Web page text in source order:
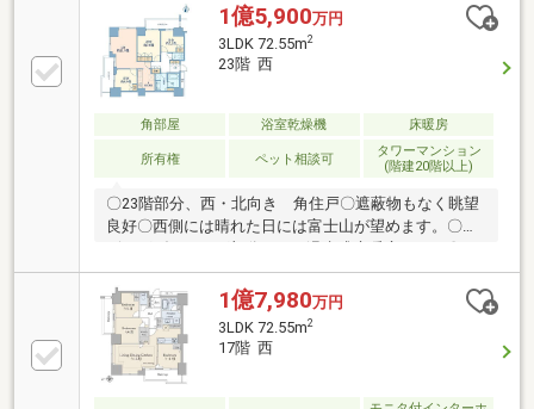
ペットと一緒に暮らせます！（細則有）◆管理体制の
優れた総戸数308戸の大規模マンション◆リフォーム
内容（2025年9月完成） 〇キッチン交換（食洗器付
き） 〇ユニットバス交換（追い焚き機能・浴室乾燥
機付き） 〇トイレ交換 〇洗面化粧台交換 〇フロ
ーリング、フロアタイル貼替 〇ハウスクリーニン
グ ほか＜野島＞※室内の家具・インテリアはイメー
ジ用のもので、販売物件には含まれません。
1億5,900万円
3LDK 72.55m2
23階 西
角部屋 浴室乾燥機 床暖房
所有権 ペット相談可
タワーマンション
(階建20階以上)
〇23階部分、西・北向き 角住戸〇遮蔽物もなく眺望
良好〇西側には晴れた日には富士山が望めます。〇リ
成17年1月築。内廊下設計。
1億7,980万円
3LDK 72.55m2
17階 西